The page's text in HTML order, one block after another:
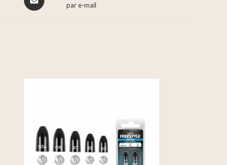
par e-mail